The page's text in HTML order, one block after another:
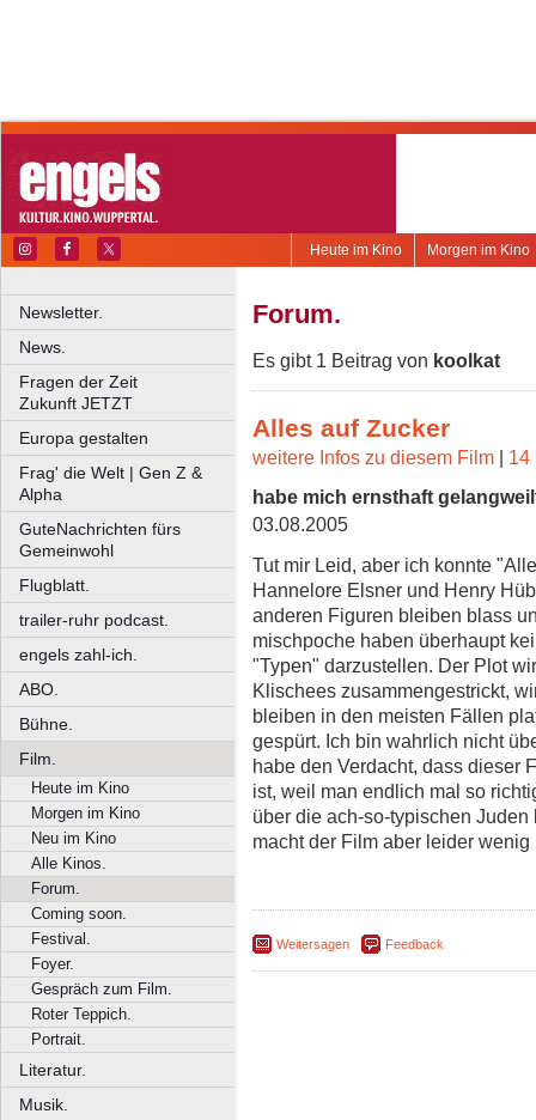
Morgen im Kino
Heute im Kino
Newsletter.
News.
Fragen der Zeit
Zukunft JETZT
Europa gestalten
Frag' die Welt | Gen Z &
Alpha
GuteNachrichten fürs
Gemeinwohl
Flugblatt.
trailer-ruhr podcast.
engels zahl-ich.
ABO.
Bühne.
Film.
Heute im Kino
Morgen im Kino
Neu im Kino
Alle Kinos.
Forum.
Coming soon.
Festival.
Foyer.
Gespräch zum Film.
Roter Teppich.
Portrait.
Literatur.
Musik.
Forum.
Es gibt 1 Beitrag von koolkat
Alles auf Zucker
weitere Infos zu diesem Film | 14
habe mich ernsthaft
03.08.2005
Tut mir Leid, aber ich konnte
Hannelore Elsner und Henry
anderen Figuren bleiben blass
mischpoche haben überhaupt
"Typen" darzustellen. Der Plot
Klischees zusammengestrickt,
bleiben in den meisten Fällen
gespürt. Ich bin wahrlich nicht
habe den Verdacht, dass dieser
ist, weil man endlich mal so
über die ach-so-typischen
macht der Film aber leider wenig
Weitersagen Feedback